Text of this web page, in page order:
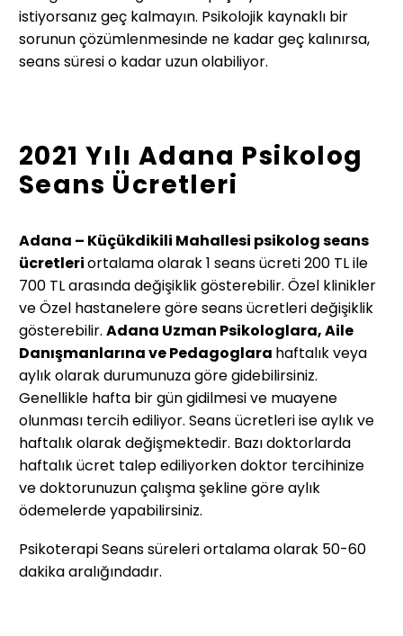
istiyorsanız geç kalmayın. Psikolojik kaynaklı bir
sorunun çözümlenmesinde ne kadar geç kalınırsa,
seans süresi o kadar uzun olabiliyor.
2021 Yılı Adana Psikolog
Seans Ücretleri
Adana – Küçükdikili Mahallesi psikolog seans
ücretleriortalama olarak 1 seans ücreti 200 TL ile
700 TL arasında değişiklik gösterebilir. Özel klinikler
ve Özel hastanelere göre seans ücretleri değişiklik
gösterebilir. Adana Uzman Psikologlara, Aile
Danışmanlarına ve Pedagoglara haftalık veya
aylık olarak durumunuza göre gidebilirsiniz.
Genellikle hafta bir gün gidilmesi ve muayene
olunması tercih ediliyor. Seans ücretleri ise aylık ve
haftalık olarak değişmektedir. Bazı doktorlarda
haftalık ücret talep ediliyorken doktor tercihinize
ve doktorunuzun çalışma şekline göre aylık
ödemelerde yapabilirsiniz.
Psikoterapi Seans süreleri ortalama olarak 50-60
dakika aralığındadır.